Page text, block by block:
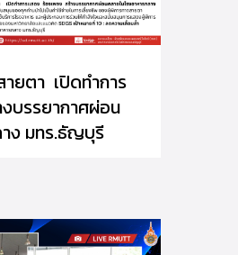
ยตา เปิดทำการ
บรรยากาศผ่อน
าง มทร.ธัญบุรี